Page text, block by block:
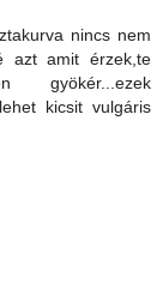
nincs nem
azt amit érzek,te
gyökér...ezek
kicsit vulgáris